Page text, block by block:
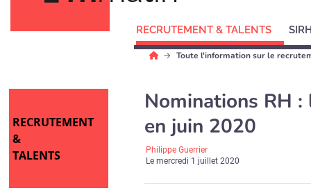
RECRUTEMENT & TALENTS
Toute l'information sur le
RECRUTEMENT
&
TALENTS
Nominations RH
en juin 2020
Philippe Guerrier
Lemercredi 1 juillet 2020